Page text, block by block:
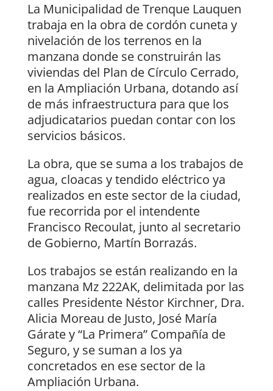
La Municipalidad de Trenque Lauquen
trabaja en la obra de cordón cuneta y
nivelación de los terrenos en la
manzana donde se construirán las
viviendas del Plan de Círculo Cerrado,
en la Ampliación Urbana, dotando así
de más infraestructura para que los
adjudicatarios puedan contar con los
servicios básicos.
La obra, que se suma a los trabajos de
agua, cloacas y tendido eléctrico ya
realizados en este sector de la ciudad,
fue recorrida por el intendente
Francisco Recoulat, junto al secretario
de Gobierno, Martín Borrazás.
Los trabajos se están realizando en la
manzana Mz 222AK, delimitada por las
calles Presidente Néstor Kirchner, Dra.
Alicia Moreau de Justo, José María
Gárate y “La Primera” Compañía de
Seguro, y se suman a los ya
concretados en ese sector de la
Ampliación Urbana.